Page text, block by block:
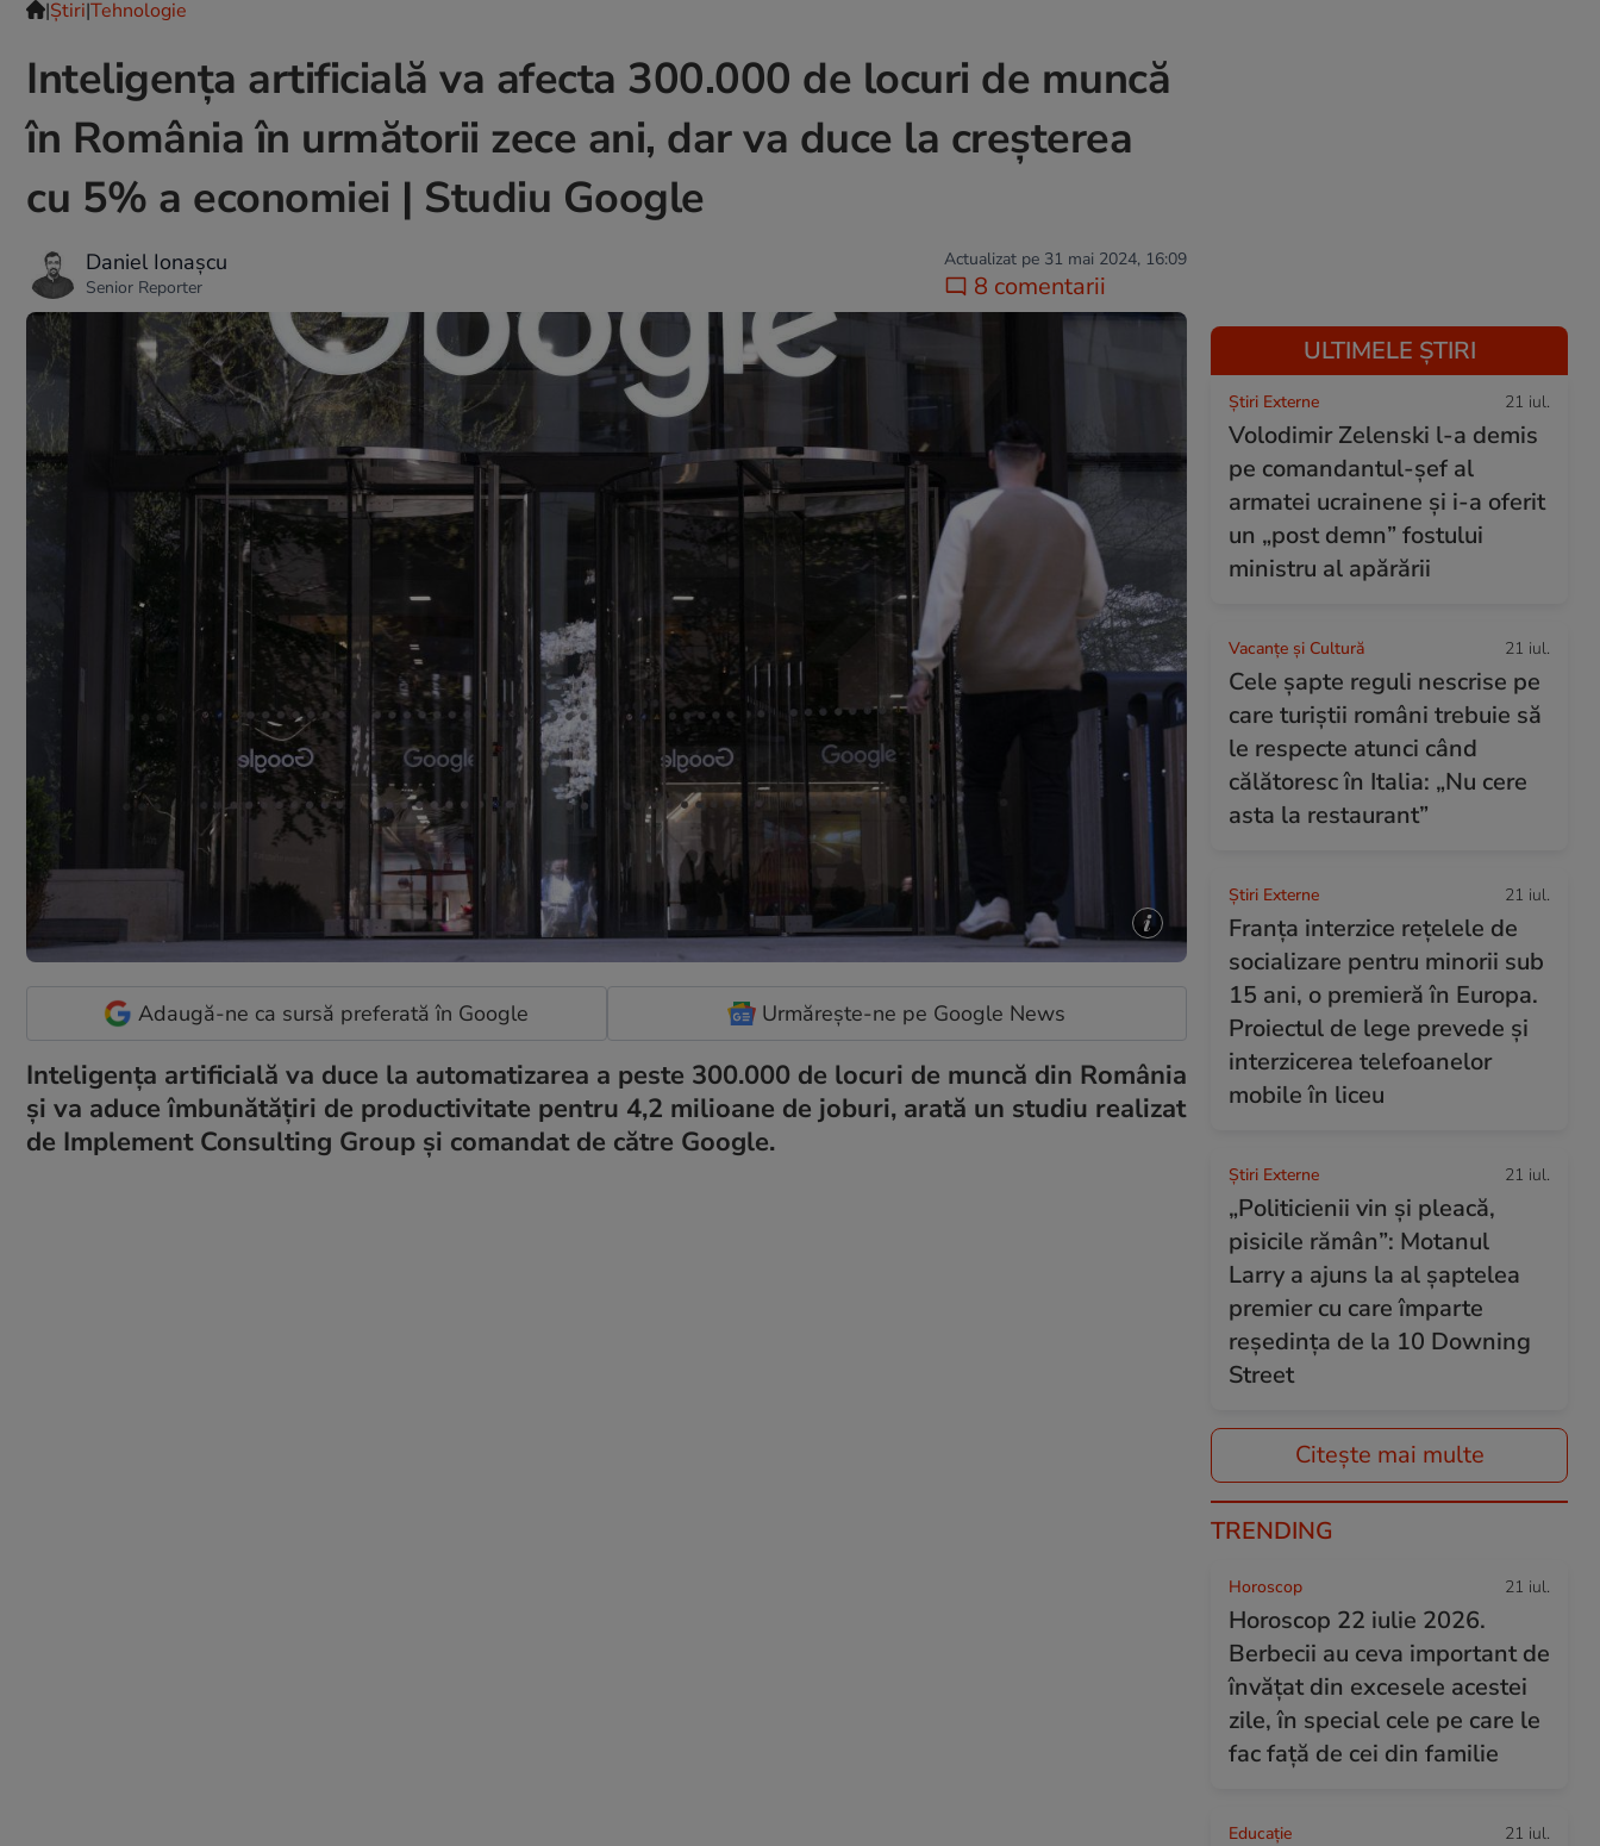
|Ştiri|Tehnologie
Inteligența artificială va afecta 300.000 de locuri de muncă
în România în următorii zece ani, dar va duce la creșterea
cu 5% a economiei | Studiu Google
Daniel Ionașcu
Senior Reporter
Actualizat pe 31 mai 2024, 16:09
8 comentarii
Adaugă-ne ca sursă preferată în Google Urmărește-ne pe Google News
Inteligența artificială va duce la automatizarea a peste 300.000 de locuri de muncă din România
și va aduce îmbunătățiri de productivitate pentru 4,2 milioane de joburi, arată un studiu realizat
de Implement Consulting Group și comandat de către Google.
ULTIMELE ȘTIRI
Știri Externe 21 iul.
Volodimir Zelenski l-a demis
pe comandantul-șef al
armatei ucrainene și i-a oferit
un „post demn” fostului
ministru al apărării
Vacanțe și Cultură 21 iul.
Cele șapte reguli nescrise pe
care turiștii români trebuie să
le respecte atunci când
călătoresc în Italia: „Nu cere
asta la restaurant”
Știri Externe 21 iul.
Franța interzice rețelele de
socializare pentru minorii sub
15 ani, o premieră în Europa.
Proiectul de lege prevede şi
interzicerea telefoanelor
mobile în liceu
Știri Externe 21 iul.
„Politicienii vin și pleacă,
pisicile rămân”: Motanul
Larry a ajuns la al șaptelea
premier cu care împarte
reședința de la 10 Downing
Street
Citește mai multe
TRENDING
Horoscop 21 iul.
Horoscop 22 iulie 2026.
Berbecii au ceva important de
învățat din excesele acestei
zile, în special cele pe care le
fac față de cei din familie
Educație 21 iul.